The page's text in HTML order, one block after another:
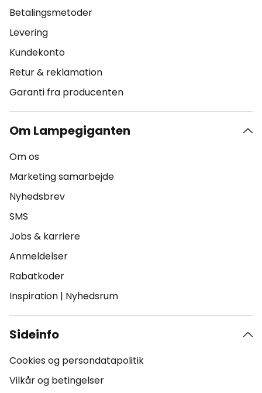
Betalingsmetoder
Levering
Kundekonto
Retur & reklamation
Garanti fra producenten
Om Lampegiganten
Om os
Marketing samarbejde
Nyhedsbrev
SMS
Jobs & karriere
Anmeldelser
Rabatkoder
Inspiration | Nyhedsrum
Sideinfo
Cookies og persondatapolitik
Vilkår og betingelser